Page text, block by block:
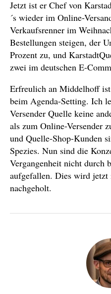
Jetzt ist er Chef von
´s wieder im Online-
Verkaufsrenner im
Bestellungen steigen, der
Prozent zu, und
zwei im deutschen E-
Erfreulich an Middelhoff
beim Agenda-Setting. Ich
Versender Quelle keine
als zum Online-Versender
und Quelle-Shop-Kunden
Spezies. Nun sind die
Vergangenheit nicht durch
aufgefallen. Dies wird jetzt
nachgeholt.